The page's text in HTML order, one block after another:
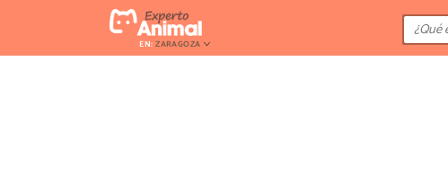
EN:ZARAGOZA